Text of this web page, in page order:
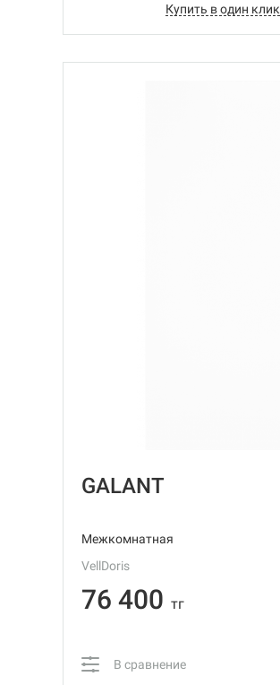
Купить в один клик
GALANT
Межкомнатная
VellDoris
76 400 тг
В сравнение